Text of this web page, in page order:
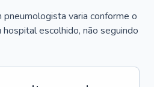
varia conforme o
escolhido, não seguindo